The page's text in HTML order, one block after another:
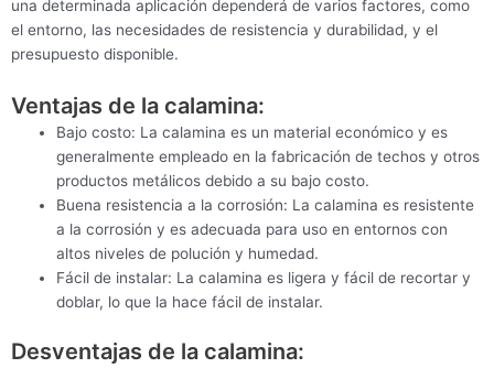
una determinada aplicación dependerá de varios factores, como
el entorno, las necesidades de resistencia y durabilidad, y el
presupuesto disponible.
Ventajas de la calamina:
Bajo costo: La calamina es un material económico y es
generalmente empleado en la fabricación de techos y otros
productos metálicos debido a su bajo costo.
Buena resistencia a la corrosión: La calamina es resistente
a la corrosión y es adecuada para uso en entornos con
altos niveles de polución y humedad.
Fácil de instalar: La calamina es ligera y fácil de recortar y
doblar, lo que la hace fácil de instalar.
Desventajas de la calamina: